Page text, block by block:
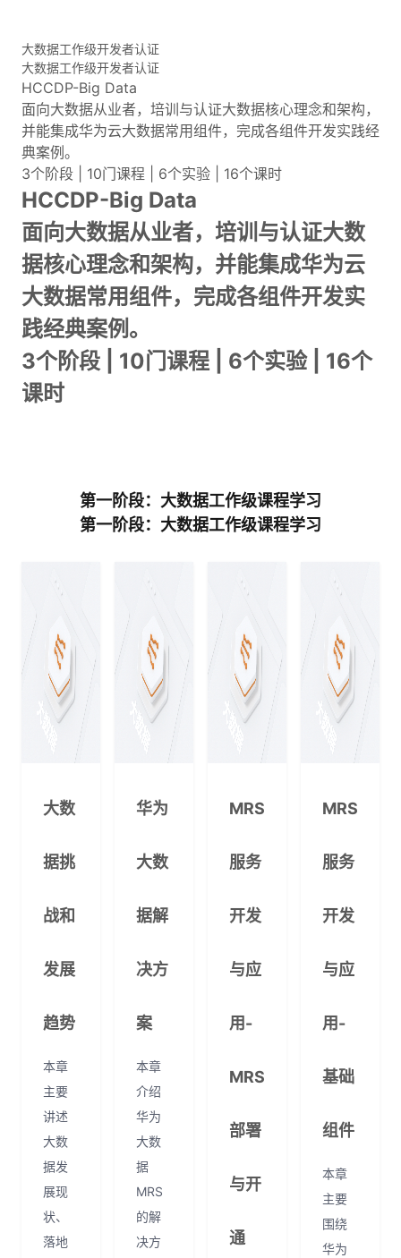
大数据工作级开发者认证
大数据工作级开发者认证
HCCDP-Big Data
面向大数据从业者，培训与认证大数据核心理念和架构，
并能集成华为云大数据常用组件，完成各组件开发实践经
典案例。
3个阶段 | 10门课程 | 6个实验 | 16个课时
HCCDP-Big Data
面向大数据从业者，培训与认证大数
据核心理念和架构，并能集成华为云
大数据常用组件，完成各组件开发实
践经典案例。
3个阶段 | 10门课程 | 6个实验 | 16个
课时
第一阶段：大数据工作级课程学习
第一阶段：大数据工作级课程学习
大数
据挑
战和
发展
趋势
本章
主要
讲述
大数
据发
展现
状、
落地
华为
大数
据解
决方
案
本章
介绍
华为
大数
据
MRS
的解
决方
MRS
服务
开发
与应
用-
MRS
部署
与开
通
MRS
服务
开发
与应
用-
基础
组件
本章
主要
围绕
华为